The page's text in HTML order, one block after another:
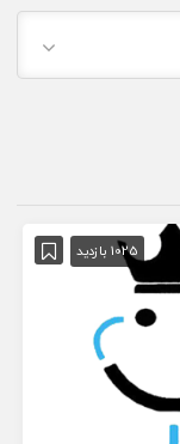
1025 بازدید